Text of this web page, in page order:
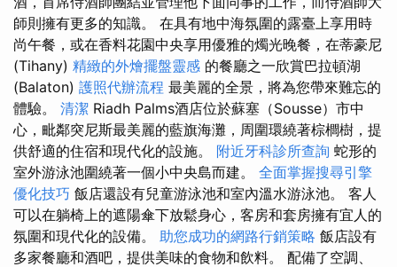
師則擁有更多的知識。 在具有地中海氛圍的露臺上享用時
尚午餐，或在香料花園中央享用優雅的燭光晚餐，在蒂豪尼
(Tihany) 精緻的外燴擺盤靈感 的餐廳之一欣賞巴拉頓湖
(Balaton) 護照代辦流程 最美麗的全景，將為您帶來難忘的
體驗。 清潔 Riadh Palms酒店位於蘇塞（Sousse）市中
心，毗鄰突尼斯最美麗的藍旗海灘，周圍環繞著棕櫚樹，提
供舒適的住宿和現代化的設施。 附近牙科診所查詢 蛇形的
室外游泳池圍繞著一個小中央島而建。 全面掌握搜尋引擎
優化技巧 飯店還設有兒童游泳池和室內溫水游泳池。 客人
可以在躺椅上的遮陽傘下放鬆身心，客房和套房擁有宜人的
氛圍和現代化的設備。 助您成功的網路行銷策略 飯店設有
多家餐廳和酒吧，提供美味的食物和飲料。 配備了空調、